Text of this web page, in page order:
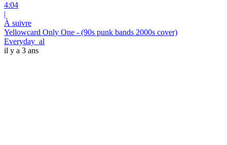
4:04
|
À suivre
Yellowcard Only One - (90s punk bands 2000s cover)
Everyday_al
il y a 3 ans